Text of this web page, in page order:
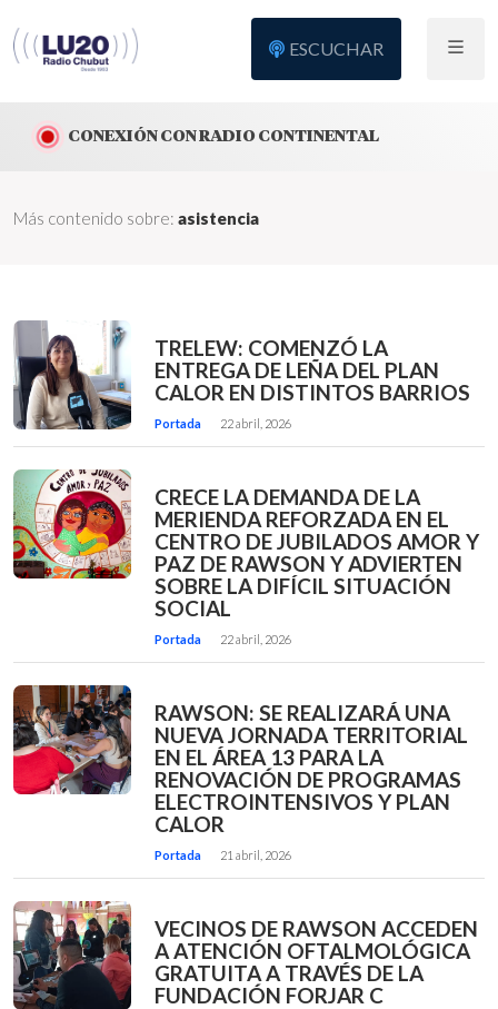
ESCUCHAR
CONEXIÓN CON RADIO CONTINENTAL
Más contenido sobre: asistencia
TRELEW: COMENZÓ LA
ENTREGA DE LEÑA DEL PLAN
CALOR EN DISTINTOS BARRIOS
Portada 22 abril, 2026
CRECE LA DEMANDA DE LA
MERIENDA REFORZADA EN EL
CENTRO DE JUBILADOS AMOR Y
PAZ DE RAWSON Y ADVIERTEN
SOBRE LA DIFÍCIL SITUACIÓN
SOCIAL
Portada 22 abril, 2026
RAWSON: SE REALIZARÁ UNA
NUEVA JORNADA TERRITORIAL
EN EL ÁREA 13 PARA LA
RENOVACIÓN DE PROGRAMAS
ELECTROINTENSIVOS Y PLAN
CALOR
Portada 21 abril, 2026
VECINOS DE RAWSON ACCEDEN
A ATENCIÓN OFTALMOLÓGICA
GRATUITA A TRAVÉS DE LA
FUNDACIÓN FORJAR C